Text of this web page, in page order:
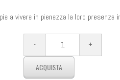
a vivere in pienezza la loro presenza